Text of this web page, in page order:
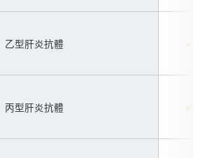
乙型肝炎抗體 ✔
丙型肝炎抗體 ✔